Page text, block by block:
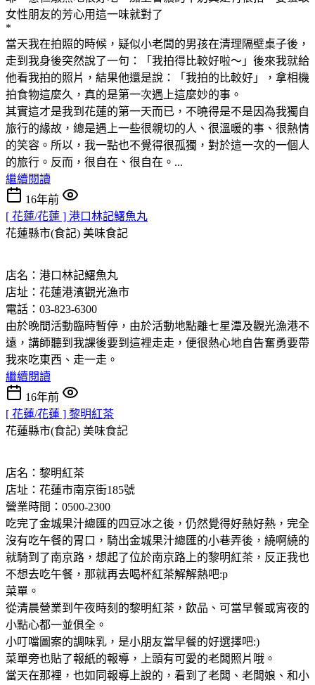
女性朋友的芳心用這一味就對了
*
當天我在拍照的時候，疑似小老闆的男孩在清理隔壁桌子後，
走到我身後突然說了一句：「我拍得比較好啦～」後來我就給
他看我拍的照片，結果他還是說：「我拍的比較好」，拿相機
拍食物這麼久，真的是第一次遇上這麼妙的事。
其實這才是我到花蓮的第一天而已，不曉得是不是因為我獨自
旅行的緣故，總是遇上一些很親切的人、很溫暖的事、很熱情
的笑容。所以，我一點也不覺得很孤獨，對於這一次的一個人
的旅行。反而，很自在、很自在。...
繼續閱讀
16年前
[ 花蓮/花蓮 ] 港口林記鱰魚丸
花蓮縣市(食記) 美味食記
店名：港口林記鱰魚丸
店址：花蓮港濱觀光漁市
電話：03-823-6300
由於晚間活動臨時暫停，由於活動地點離七星潭及觀光漁港不
遠，講師聽到我課後要到這裡走走，便很熱心地自告奮勇要帶
我來吃東西、走一走。
繼續閱讀
16年前
[ 花蓮/花蓮 ] 黎明紅茶
花蓮縣市(食記) 美味食記
店名：黎明紅茶
店址：花蓮市南京街185號
營業時間：0500-2300
吃完了金城果汁總匯的四豆冰之後，仍然覺得好熱好熱，完全
沒有吃午餐的胃口，騎出金城果汁總匯的小巷弄後，繞啊繞的
就騎到了南京路，想起了位於南京路上的黎明紅茶，反正我也
不想去吃午餐，那就再去喝杯紅茶解解熱吧:p
菜單。
從清晨營業到午夜時刻的黎明紅茶，飲品、可當早餐或宵夜的
小點心都一並俱全。
小叮噹圖案的調味乳，是小朋友當早餐的好選擇吧:)
菜單旁也貼了報紙的報導，上頭有可愛的老闆照片哦。
當天在那裡，也如同報導上說的，看到了老闆、老闆娘、和小